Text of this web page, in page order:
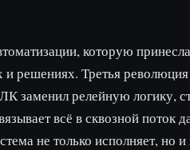
которую
решениях. Третья революция
заменил релейную
всё в сквозной поток
не только исполняет, но